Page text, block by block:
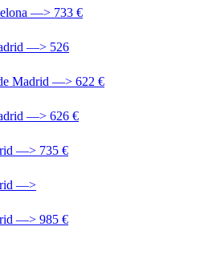
—> 733 €
—> 526
Madrid —> 622 €
—> 626 €
—> 735 €
—>
—> 985 €